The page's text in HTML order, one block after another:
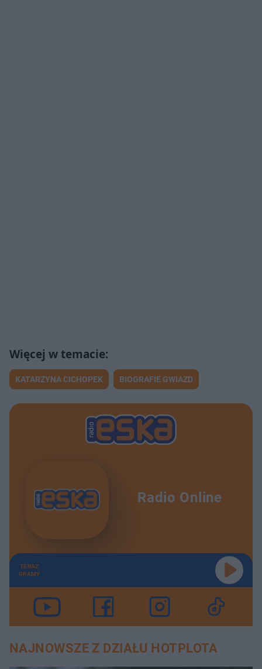
KATARZYNA CICHOPEK BIOGRAFIE GWIAZD
Radio Online
TERAZ
GRAMY
NAJNOWSZE Z DZIAŁU HOTPLOTA